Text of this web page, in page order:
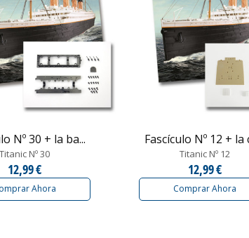
Nº 30 + la ba...
Titanic Nº 30
12,99 €
Ahora
Fascículo Nº 12 + la
Titanic Nº 12
12,99 €
Comprar Ahora